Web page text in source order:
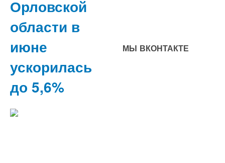
Орловской
области в
июне
ускорилась
до 5,6%
МЫ ВКОНТАКТЕ